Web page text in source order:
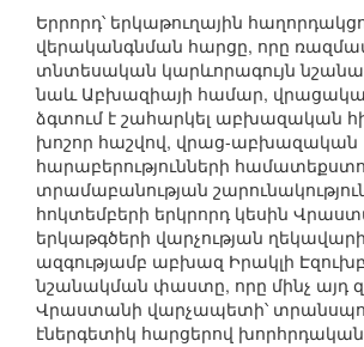
Երրորդ՝ երկաթուղային
վերականգնման հարցը, որը
տնտեսական կարևորագույն
նաև Աբխազիայի համար,
ձգտում է շահարկել աբխազական
խոշոր հաշվով, վրաց-աբխազական
հարաբերությունների
տրամաբանության
հոկտեմբերի երկրորդ կեսին
երկաթգծերի վարչության
ազգությամբ աբխազ Իրակլի
նշանակման փաստը, որը մինչ այդ
Վրաստանի վարչապետի՝
էներգետիկ հարցերով